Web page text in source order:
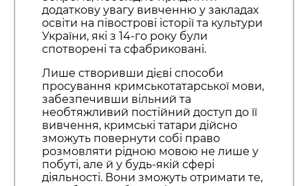
додаткову увагу вивченню у закладах
освіти на півострові історії та культури
України, які з 14-го року були
спотворені та сфабриковані.
Лише створивши дієві способи
просування кримськотатарської мови,
забезпечивши вільний та
необтяжливий постійний доступ до її
вивчення, кримські татари дійсно
зможуть повернути собі право
розмовляти рідною мовою не лише у
побуті, але й у будь-якій сфері
діяльності. Вони зможуть отримати те,